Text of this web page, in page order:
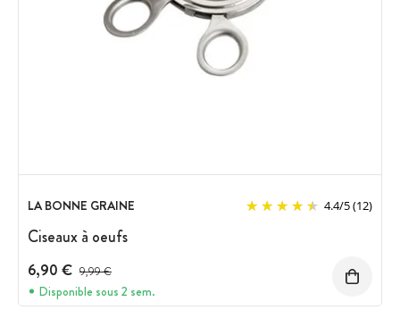
LA BONNE GRAINE 4.4/5(12)
Ciseaux à oeufs
6,90 € Prix avant réduction :
9,99 €
Disponible sous 2 sem.